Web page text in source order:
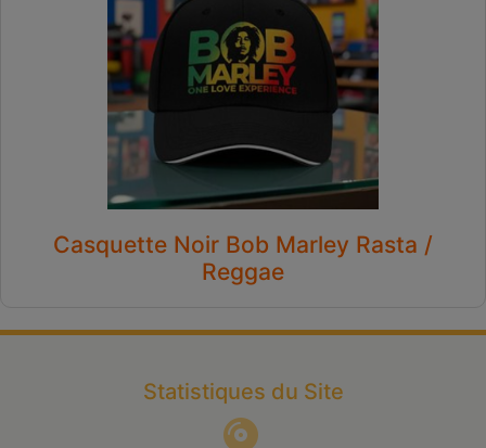
Casquette Noir Bob Marley Rasta /
Reggae
Statistiques du Site